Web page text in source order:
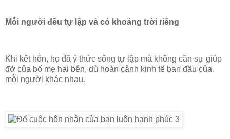
Mỗi người đều tự lập và có khoảng trời riêng
Khi kết hôn, họ đã ý thức sống tự lập mà không cần sự giúp
đỡ của bố mẹ hai bên, dù hoàn cảnh kinh tế ban đầu của
mỗi người khác nhau.